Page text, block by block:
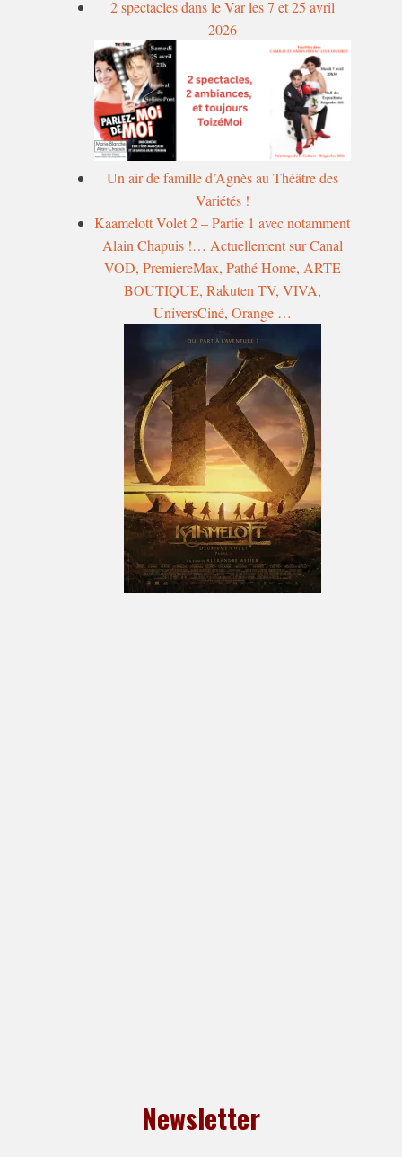
2 spectacles dans le Var les 7 et 25 avril
2026
Un air de famille d’Agnès au Théâtre des
Variétés !
Kaamelott Volet 2 – Partie 1 avec notamment
Alain Chapuis !… Actuellement sur Canal
VOD, PremiereMax, Pathé Home, ARTE
BOUTIQUE, Rakuten TV, VIVA,
UniversCiné, Orange …
Newsletter